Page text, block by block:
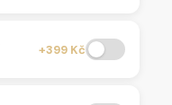
+399 Kč